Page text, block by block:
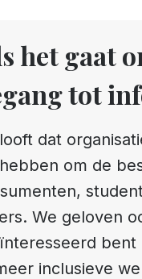
het gaat
tot
dat
om de
We geloven
bent
inclusieve